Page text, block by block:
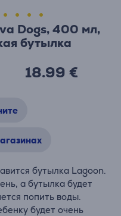
Dogs, 400 мл,
бутылка
18.99 €
бутылка Lagoon.
а бутылка будет
попить воды.
будет очень